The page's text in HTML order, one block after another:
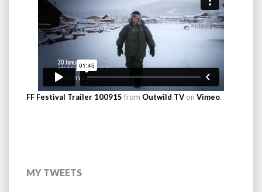
FF Festival Trailer 100915 from Outwild TV on Vimeo.
MY TWEETS